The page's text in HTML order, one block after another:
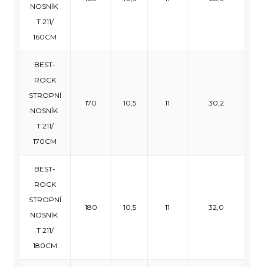
NOSNÍK
T 211/
160CM
BEST-
ROCK
STROPNÍ
NOSNÍK
T 211/
170CM
170 10,5 11 30,2
BEST-
ROCK
STROPNÍ
NOSNÍK
T 211/
180CM
180 10,5 11 32,0